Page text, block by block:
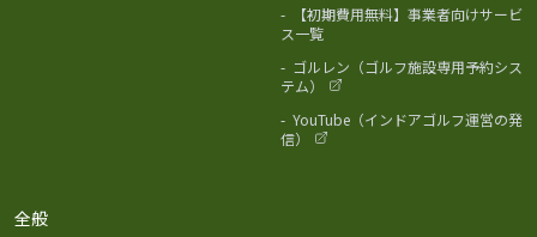
-
【初期費用無料】事業者向けサービ
ス一覧
- ゴルレン（ゴルフ施設専用予約シス
テム）
- YouTube（インドアゴルフ運営の発
信）
全般